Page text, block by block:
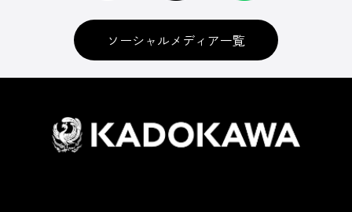
ソーシャルメディア一覧